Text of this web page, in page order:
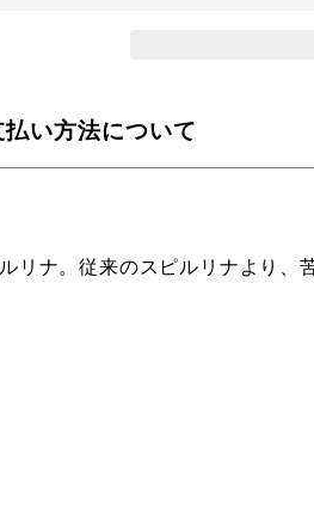
払い方法について
ナ。従来のスピルリナより、